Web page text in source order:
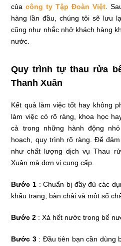
củacông ty Tập Đoàn Việt.
hàng lần đầu, chúng tôi sẽ lưu
cũng như nhắc nhở khách hàng
nước.
Quy trình tự thau rửa
Thanh Xuân
Kết quả làm việc tốt hay không
làm việc có rõ ràng, khoa học
cả trong những hành động
hoạch, quy trình rõ ràng. Để
như chất lượng dịch vụ Thau
Xuân mà đơn vị cung cấp.
Bước 1 : Chuẩn bị đầy đủ các
khẩu trang, bàn chải và một số
Bước 2 : Xả hết nước trong bể
Bước 3: Đầu tiên bạn cần dùng